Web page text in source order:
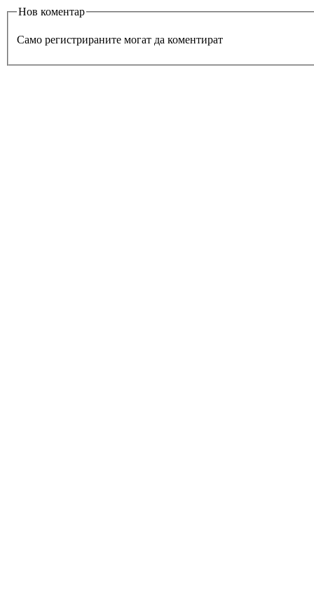
Нов коментар
Само регистрираните могат да коментират